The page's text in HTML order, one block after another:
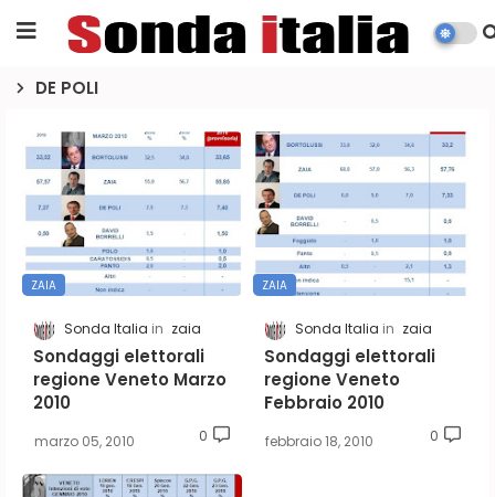
DE POLI
ZAIA
Sonda Italia zaia
Sondaggi elettorali
regione Veneto Marzo
2010
marzo 05, 2010 0
ZAIA
Sonda Italia zaia
Sondaggi elettorali
regione Veneto
Febbraio 2010
febbraio 18, 2010 0